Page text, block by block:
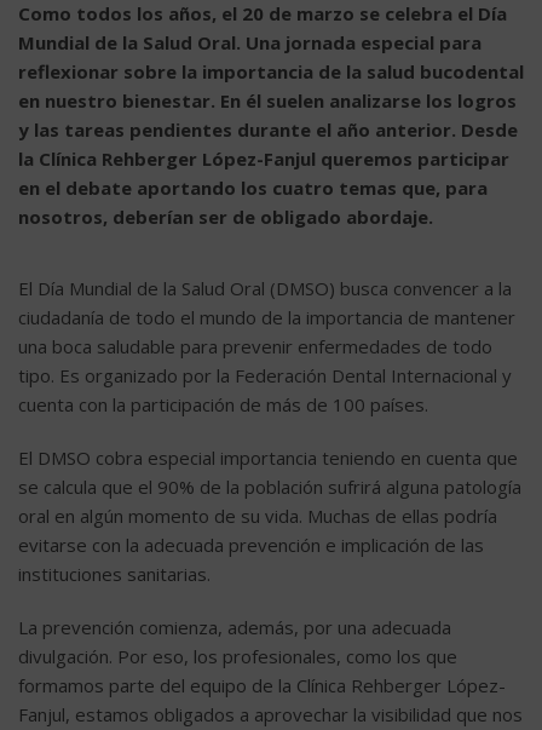
Como todos los años, el 20 de marzo se celebra el Día
Mundial de la Salud Oral. Una jornada especial para
reflexionar sobre la importancia de la salud bucodental
en nuestro bienestar. En él suelen analizarse los logros
y las tareas pendientes durante el año anterior. Desde
la Clínica Rehberger López-Fanjul queremos participar
en el debate aportando los cuatro temas que, para
nosotros, deberían ser de obligado abordaje.
El Día Mundial de la Salud Oral (DMSO) busca convencer a la
ciudadanía de todo el mundo de la importancia de mantener
una boca saludable para prevenir enfermedades de todo
tipo. Es organizado por la Federación Dental Internacional y
cuenta con la participación de más de 100 países.
El DMSO cobra especial importancia teniendo en cuenta que
se calcula que el 90% de la población sufrirá alguna patología
oral en algún momento de su vida. Muchas de ellas podría
evitarse con la adecuada prevención e implicación de las
instituciones sanitarias.
La prevención comienza, además, por una adecuada
divulgación. Por eso, los profesionales, como los que
formamos parte del equipo de la Clínica Rehberger López-
Fanjul, estamos obligados a aprovechar la visibilidad que nos